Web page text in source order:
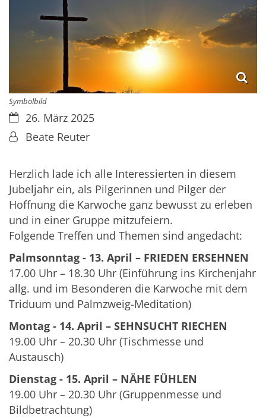
Symbolbild
Datum:26. März 2025
Von:Beate Reuter
Herzlich lade ich alle Interessierten in diesem
Jubeljahr ein, als Pilgerinnen und Pilger der
Hoffnung die Karwoche ganz bewusst zu erleben
und in einer Gruppe mitzufeiern.
Folgende Treffen und Themen sind angedacht:
Palmsonntag - 13. April – FRIEDEN ERSEHNEN
17.00 Uhr – 18.30 Uhr (Einführung ins Kirchenjahr
allg. und im Besonderen die Karwoche mit dem
Triduum und Palmzweig-Meditation)
Montag - 14. April – SEHNSUCHT RIECHEN
19.00 Uhr – 20.30 Uhr (Tischmesse und
Austausch)
Dienstag - 15. April – NÄHE FÜHLEN
19.00 Uhr – 20.30 Uhr (Gruppenmesse und
Bildbetrachtung)